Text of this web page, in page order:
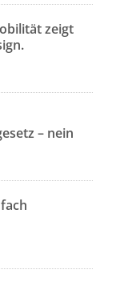
zeigt
– nein